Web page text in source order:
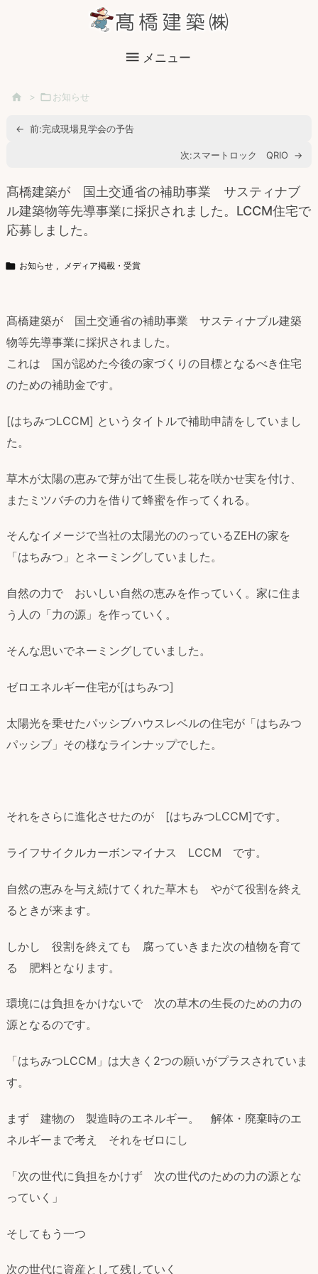
メニュー
 >  お知らせ
← 前:完成現場見学会の予告
次:スマートロック QRIO →
髙橋建築が 国土交通省の補助事業 サスティナブ
ル建築物等先導事業に採択されました。LCCM住宅で
応募しました。
 お知らせ , メディア掲載・受賞
髙橋建築が 国土交通省の補助事業 サスティナブル建築
物等先導事業に採択されました。
これは 国が認めた今後の家づくりの目標となるべき住宅
のための補助金です。
[はちみつLCCM] というタイトルで補助申請をしていまし
た。
草木が太陽の恵みで芽が出て生長し花を咲かせ実を付け、
またミツバチの力を借りて蜂蜜を作ってくれる。
そんなイメージで当社の太陽光ののっているZEHの家を
「はちみつ」とネーミングしていました。
自然の力で おいしい自然の恵みを作っていく。家に住ま
う人の「力の源」を作っていく。
そんな思いでネーミングしていました。
ゼロエネルギー住宅が[はちみつ]
太陽光を乗せたパッシブハウスレベルの住宅が「はちみつ
パッシブ」その様なラインナップでした。
それをさらに進化させたのが [はちみつLCCM]です。
ライフサイクルカーボンマイナス LCCM です。
自然の恵みを与え続けてくれた草木も やがて役割を終え
るときが来ます。
しかし 役割を終えても 腐っていきまた次の植物を育て
る 肥料となります。
環境には負担をかけないで 次の草木の生長のための力の
源となるのです。
「はちみつLCCM」は大きく2つの願いがプラスされていま
す。
まず 建物の 製造時のエネルギー。 解体・廃棄時のエ
ネルギーまで考え それをゼロにし
「次の世代に負担をかけず 次の世代のための力の源とな
っていく」
そしてもう一つ
次の世代に資産として残していく